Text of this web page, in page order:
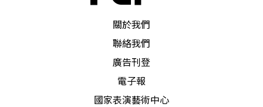
關於我們
聯絡我們
廣告刊登
電子報
國家表演藝術中心